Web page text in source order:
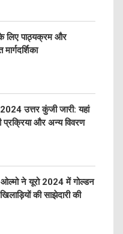
लिए पाठ्यक्रम और
उत्तर कुंजी जारी: यहां
और अन्य विवरण
ने यूरो 2024 में गोल्डन
की साझेदारी की